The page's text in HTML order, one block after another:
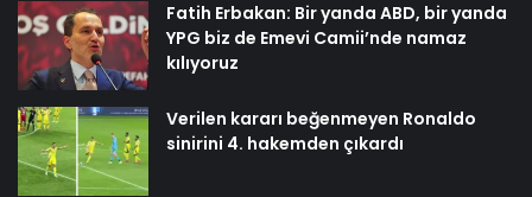
Fatih Erbakan: Bir yanda ABD, bir yanda
YPG biz de Emevi Camii’nde namaz
kılıyoruz
Verilen kararı beğenmeyen Ronaldo
sinirini 4. hakemden çıkardı